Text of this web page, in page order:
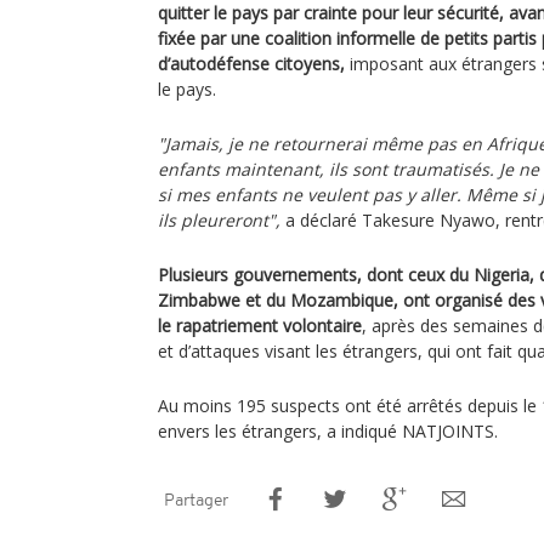
quitter le pays par crainte pour leur sécurité,
fixée par une coalition informelle de petits
d’autodéfense citoyens, imposant aux
le pays.
"Jamais, je ne retournerai même pas en
enfants maintenant, ils sont traumatisés. Je
si mes enfants ne veulent pas y aller. Même
ils pleureront", a déclaré Takesure Nyawo,
Plusieurs gouvernements, dont ceux du Nigeria,
Zimbabwe et du Mozambique, ont organisé
le rapatriement volontaire, après des semaines
et d’attaques visant les étrangers, qui ont fait
Au moins 195 suspects ont été arrêtés depuis le
envers les étrangers, a indiqué NATJOINTS.
Partager